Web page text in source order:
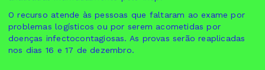
O recurso atende às pessoas que faltaram ao exame por
problemas logísticos ou por serem acometidas por
doenças infectocontagiosas. As provas serão reaplicadas
nos dias 16 e 17 de dezembro.